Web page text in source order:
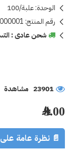
الوحدة:علبة/100
رقم المنتج:
شحن عادى :
23901 مشاهدة
9.00 ﷼
📄 نظرة عامة على